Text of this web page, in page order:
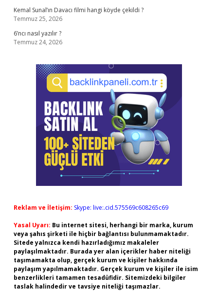
Kemal Sunal’ın Davacı filmi hangi köyde çekildi ?
Temmuz 25, 2026
6’ncı nasıl yazılır ?
Temmuz 24, 2026
Reklam ve İletişim: Skype: live:.cid.575569c608265c69
Yasal Uyarı: Bu internet sitesi, herhangi bir marka, kurum
veya şahıs şirketi ile hiçbir bağlantısı bulunmamaktadır.
Sitede yalnızca kendi hazırladığımız makaleler
paylaşılmaktadır. Burada yer alan içerikler haber niteliği
taşımamakta olup, gerçek kurum ve kişiler hakkında
paylaşım yapılmamaktadır. Gerçek kurum ve kişiler ile isim
benzerlikleri tamamen tesadüfidir. Sitemizdeki bilgiler
taslak halindedir ve tavsiye niteliği taşımazlar.